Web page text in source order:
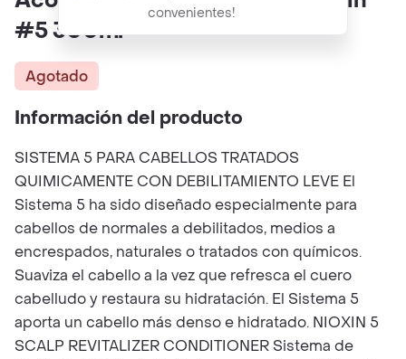
convenientes!
#5 300ml
Agotado
Información del producto
SISTEMA 5 PARA CABELLOS TRATADOS
QUIMICAMENTE CON DEBILITAMIENTO LEVE El
Sistema 5 ha sido diseñado especialmente para
cabellos de normales a debilitados, medios a
encrespados, naturales o tratados con químicos.
Suaviza el cabello a la vez que refresca el cuero
cabelludo y restaura su hidratación. El Sistema 5
aporta un cabello más denso e hidratado. NIOXIN 5
SCALP REVITALIZER CONDITIONER Sistema de